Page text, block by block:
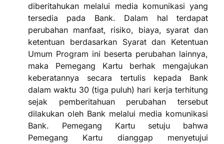
diberitahukan melalui media komunikasi yang
tersedia pada Bank. Dalam hal terdapat
perubahan manfaat, risiko, biaya, syarat dan
ketentuan berdasarkan Syarat dan Ketentuan
Umum Program ini beserta perubahan lainnya,
maka Pemegang Kartu berhak mengajukan
keberatannya secara tertulis kepada Bank
dalam waktu 30 (tiga puluh) hari kerja terhitung
sejak pemberitahuan perubahan tersebut
dilakukan oleh Bank melalui media komunikasi
Bank. Pemegang Kartu setuju bahwa
Pemegang Kartu dianggap menyetujui